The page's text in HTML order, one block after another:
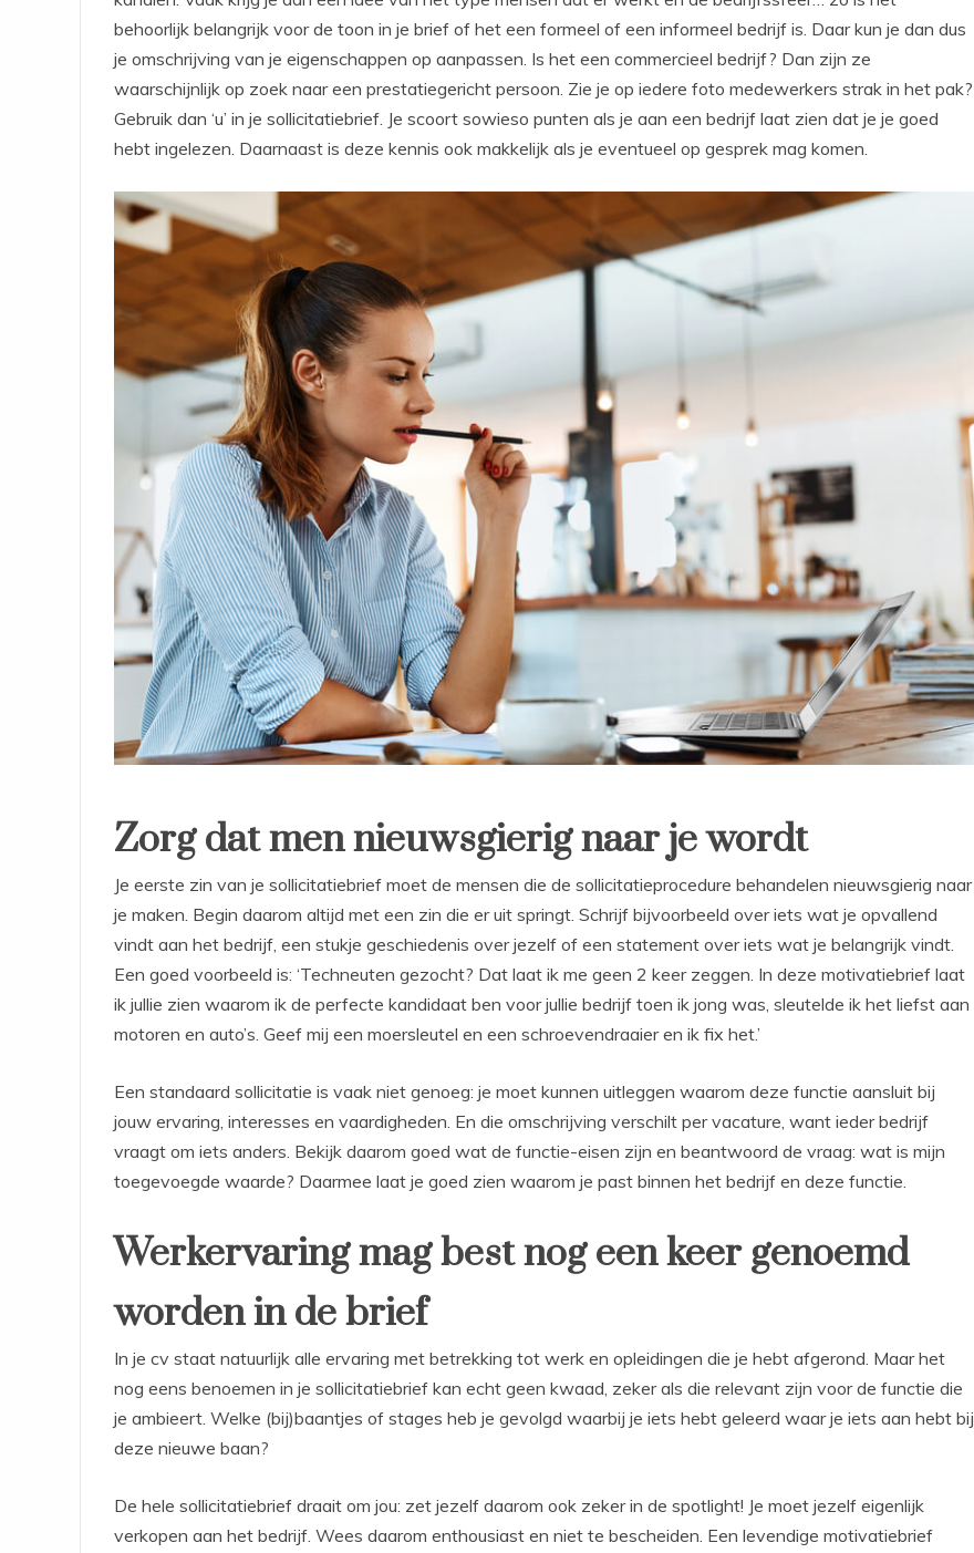
behoorlijk belangrijk voor de toon in je brief of het een formeel of een informeel bedrijf is. Daar kun je dan dus
je omschrijving van je eigenschappen op aanpassen. Is het een commercieel bedrijf? Dan zijn ze
waarschijnlijk op zoek naar een prestatiegericht persoon. Zie je op iedere foto medewerkers strak in het pak?
Gebruik dan ‘u’ in je sollicitatiebrief. Je scoort sowieso punten als je aan een bedrijf laat zien dat je je goed
hebt ingelezen. Daarnaast is deze kennis ook makkelijk als je eventueel op gesprek mag komen.
Zorg dat men nieuwsgierig naar je wordt
Je eerste zin van je sollicitatiebrief moet de mensen die de sollicitatieprocedure behandelen nieuwsgierig naar
je maken. Begin daarom altijd met een zin die er uit springt. Schrijf bijvoorbeeld over iets wat je opvallend
vindt aan het bedrijf, een stukje geschiedenis over jezelf of een statement over iets wat je belangrijk vindt.
Een goed voorbeeld is: ‘Techneuten gezocht? Dat laat ik me geen 2 keer zeggen. In deze motivatiebrief laat
ik jullie zien waarom ik de perfecte kandidaat ben voor jullie bedrijf toen ik jong was, sleutelde ik het liefst aan
motoren en auto’s. Geef mij een moersleutel en een schroevendraaier en ik fix het.’
Een standaard sollicitatie is vaak niet genoeg: je moet kunnen uitleggen waarom deze functie aansluit bij
jouw ervaring, interesses en vaardigheden. En die omschrijving verschilt per vacature, want ieder bedrijf
vraagt om iets anders. Bekijk daarom goed wat de functie-eisen zijn en beantwoord de vraag: wat is mijn
toegevoegde waarde? Daarmee laat je goed zien waarom je past binnen het bedrijf en deze functie.
Werkervaring mag best nog een keer genoemd
worden in de brief
In je cv staat natuurlijk alle ervaring met betrekking tot werk en opleidingen die je hebt afgerond. Maar het
nog eens benoemen in je sollicitatiebrief kan echt geen kwaad, zeker als die relevant zijn voor de functie die
je ambieert. Welke (bij)baantjes of stages heb je gevolgd waarbij je iets hebt geleerd waar je iets aan hebt bij
deze nieuwe baan?
De hele sollicitatiebrief draait om jou: zet jezelf daarom ook zeker in de spotlight! Je moet jezelf eigenlijk
verkopen aan het bedrijf. Wees daarom enthousiast en niet te bescheiden. Een levendige motivatiebrief